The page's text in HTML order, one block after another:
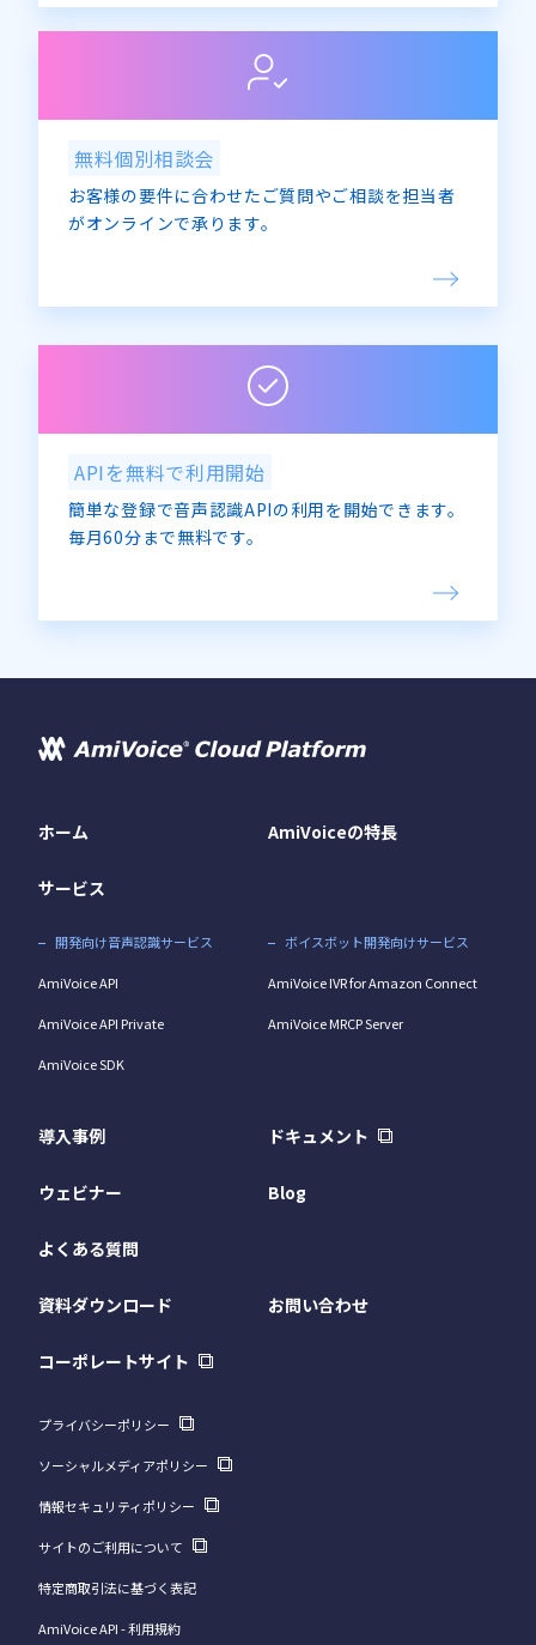
無料個別相談会
お客様の要件に合わせたご質問やご相談を担当者
がオンラインで承ります。
APIを無料で利用開始
簡単な登録で音声認識APIの利用を開始できます。
毎月60分まで無料です。
ホーム AmiVoiceの特長
サービス
開発向け音声認識サービス
AmiVoice API
AmiVoice API Private
AmiVoice SDK
ボイスボット開発向けサービス
AmiVoice IVR for Amazon Connect
AmiVoice MRCP Server
導入事例 ドキュメント
ウェビナー Blog
よくある質問
資料ダウンロード お問い合わせ
コーポレートサイト
プライバシーポリシー
ソーシャルメディアポリシー
情報セキュリティポリシー
サイトのご利用について
特定商取引法に基づく表記
AmiVoice API - 利用規約